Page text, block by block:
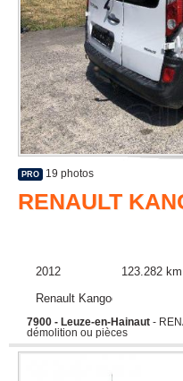
PRO 19 photos
RENAULT
2012 123.282 km
Renault Kangoo
7900 - Leuze-en-Hainaut -
démolition ou pièces